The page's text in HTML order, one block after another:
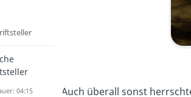
Auch überall sonst
04:15